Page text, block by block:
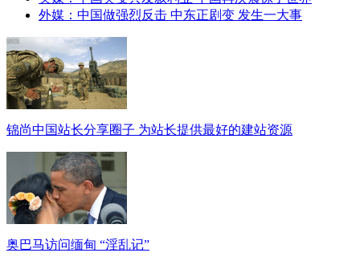
外媒：中国做强烈反击 中东正剧变 发生一大事
锦尚中国站长分享圈子 为站长提供最好的建站资源
奥巴马访问缅甸 “淫乱记”